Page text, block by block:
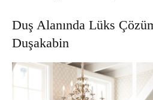
Duş Alanında Lüks
Duşakabin